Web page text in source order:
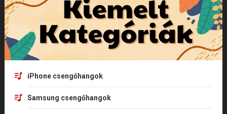
iPhone csengőhangok
Samsung csengőhangok